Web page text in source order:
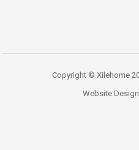
Copyright © Xilehome
Website